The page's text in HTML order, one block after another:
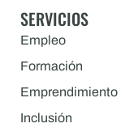
SERVICIOS
Empleo
Formación
Emprendimiento
Inclusión